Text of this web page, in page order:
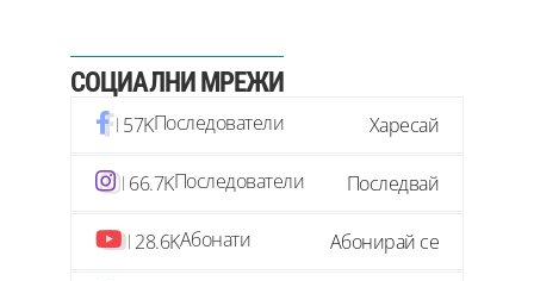
СОЦИАЛНИ МРЕЖИ
57KПоследователи Харесай
66.7KПоследователи Последвай
28.6KАбонати Абонирай се